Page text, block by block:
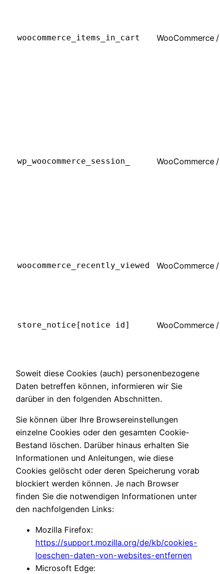
woocommerce_items_in_cart WooCommerce /
wp_woocommerce_session_ WooCommerce /
woocommerce_recently_viewed WooCommerce /
store_notice[notice id] WooCommerce /
Soweit diese Cookies (auch) personenbezogene
Daten betreffen können, informieren wir Sie
darüber in den folgenden Abschnitten.
Sie können über Ihre Browsereinstellungen
einzelne Cookies oder den gesamten Cookie-
Bestand löschen. Darüber hinaus erhalten Sie
Informationen und Anleitungen, wie diese
Cookies gelöscht oder deren Speicherung vorab
blockiert werden können. Je nach Browser
finden Sie die notwendigen Informationen unter
den nachfolgenden Links:
Mozilla Firefox:
https://support.mozilla.org/de/kb/cookies-
loeschen-daten-von-websites-entfernen
Microsoft Edge: